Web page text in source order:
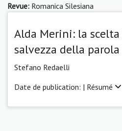
Revue: Romanica Silesiana
Alda Merini: la
salvezza della parola
Stefano Redaelli
Date de publication: | Résumé